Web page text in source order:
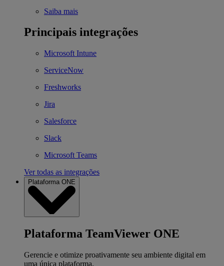
Saiba mais
Principais integrações
Microsoft Intune
ServiceNow
Freshworks
Jira
Salesforce
Slack
Microsoft Teams
Ver todas as integrações
Plataforma ONE
Plataforma TeamViewer ONE
Gerencie e otimize proativamente seu ambiente digital em
uma única plataforma.